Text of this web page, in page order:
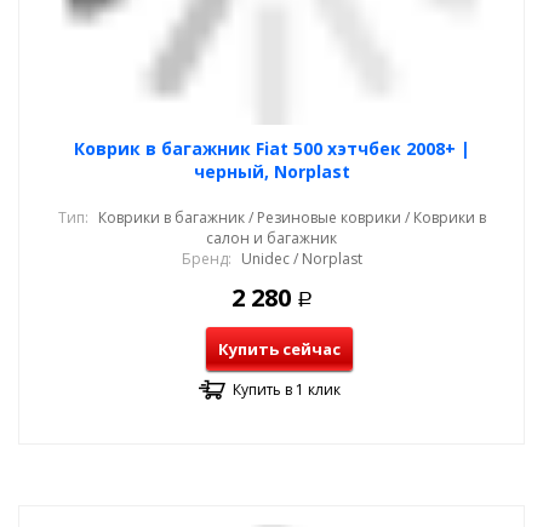
Коврик в багажник Fiat 500 хэтчбек 2008+ |
черный, Norplast
Тип: Коврики в багажник / Резиновые коврики / Коврики в
салон и багажник
Бренд: Unidec / Norplast
2 280 Р
Купить сейчас
Купить в 1 клик